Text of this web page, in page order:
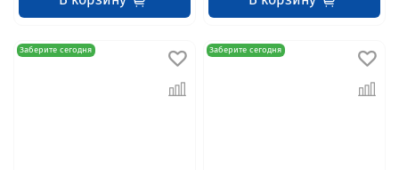
Заберите сегодня Заберите сегодня